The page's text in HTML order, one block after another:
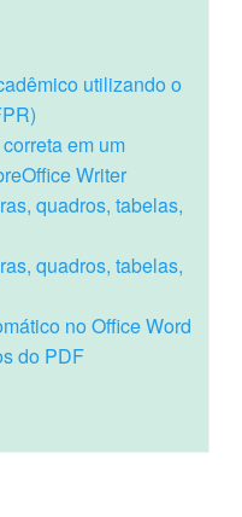
utilizando o
em um
Writer
quadros, tabelas,
quadros, tabelas,
no Office Word
do PDF